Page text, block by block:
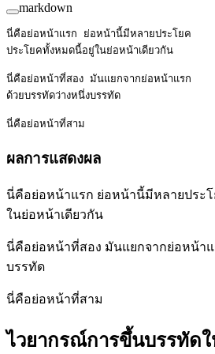
markdown
นี่คือย่อหน้าแรก ย่อหน้านี้มีหลายประโยค
ประโยคทั้งหมดนี้อยู่ในย่อหน้าเดียวกัน
นี่คือย่อหน้าที่สอง มันแยกจากย่อหน้าแรก
ด้วยบรรทัดว่างหนึ่งบรรทัด
นี่คือย่อหน้าที่สาม
ผลการแสดงผล
นี่คือย่อหน้าแรก ย่อหน้านี้มีหลายประ
ในย่อหน้าเดียวกัน
นี่คือย่อหน้าที่สอง มันแยกจากย่อหน้า
บรรทัด
นี่คือย่อหน้าที่สาม
ไวยากรณ์การขึ้นบรรทัด